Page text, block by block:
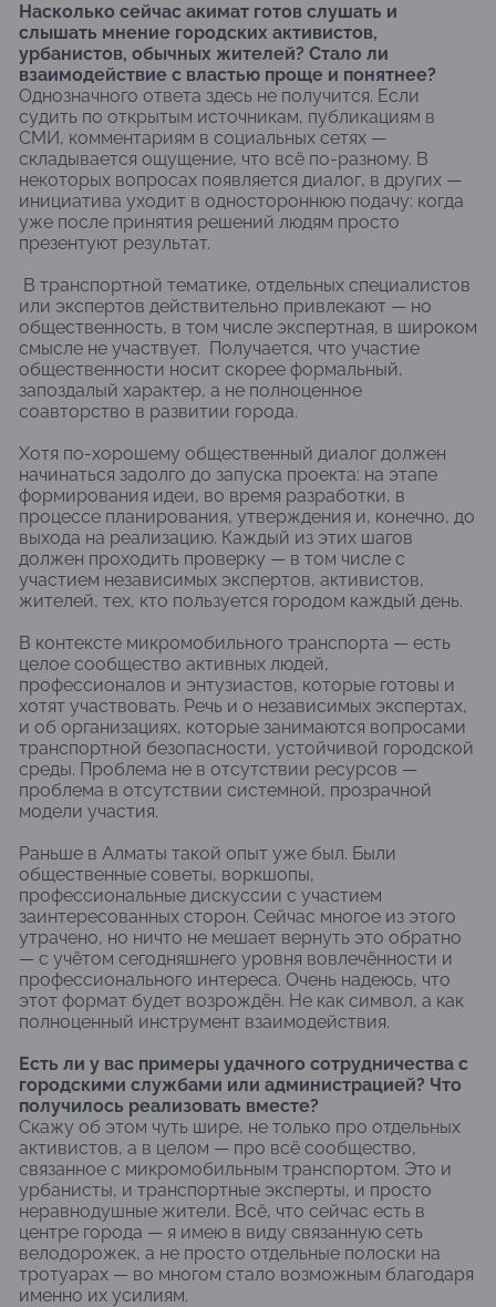
Насколько сейчас акимат готов слушать и
слышать мнение городских активистов,
урбанистов, обычных жителей? Стало ли
взаимодействие с властью проще и понятнее?
Однозначного ответа здесь не получится. Если
судить по открытым источникам, публикациям в
СМИ, комментариям в социальных сетях —
складывается ощущение, что всё по-разному. В
некоторых вопросах появляется диалог, в других —
инициатива уходит в одностороннюю подачу: когда
уже после принятия решений людям просто
презентуют результат.
В транспортной тематике, отдельных специалистов
или экспертов действительно привлекают — но
общественность, в том числе экспертная, в широком
смысле не участвует. Получается, что участие
общественности носит скорее формальный,
запоздалый характер, а не полноценное
соавторство в развитии города.
Хотя по-хорошему общественный диалог должен
начинаться задолго до запуска проекта: на этапе
формирования идеи, во время разработки, в
процессе планирования, утверждения и, конечно, до
выхода на реализацию. Каждый из этих шагов
должен проходить проверку — в том числе с
участием независимых экспертов, активистов,
жителей, тех, кто пользуется городом каждый день.
В контексте микромобильного транспорта — есть
целое сообщество активных людей,
профессионалов и энтузиастов, которые готовы и
хотят участвовать. Речь и о независимых экспертах,
и об организациях, которые занимаются вопросами
транспортной безопасности, устойчивой городской
среды. Проблема не в отсутствии ресурсов —
проблема в отсутствии системной, прозрачной
модели участия.
Раньше в Алматы такой опыт уже был. Были
общественные советы, воркшопы,
профессиональные дискуссии с участием
заинтересованных сторон. Сейчас многое из этого
утрачено, но ничто не мешает вернуть это обратно
— с учётом сегодняшнего уровня вовлечённости и
профессионального интереса. Очень надеюсь, что
этот формат будет возрождён. Не как символ, а как
полноценный инструмент взаимодействия.
Есть ли у вас примеры удачного сотрудничества с
городскими службами или администрацией? Что
получилось реализовать вместе?
Скажу об этом чуть шире, не только про отдельных
активистов, а в целом — про всё сообщество,
связанное с микромобильным транспортом. Это и
урбанисты, и транспортные эксперты, и просто
неравнодушные жители. Всё, что сейчас есть в
центре города — я имею в виду связанную сеть
велодорожек, а не просто отдельные полоски на
тротуарах — во многом стало возможным благодаря
именно их усилиям.